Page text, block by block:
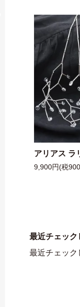
アリアス ラ
9,900円(税
最近チェック
最近チェック